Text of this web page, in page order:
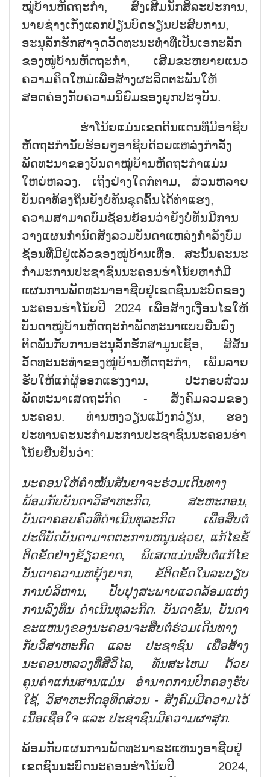
ໝູ່ບ້ານຫັດຖະກຳ, ສົ່ງເສີມນັກສິລະປະການ,
ນາຍຊ່າງເກັ່ງແລກປ່ຽນບົດຮຽນປະສົບການ,
ອະນຸລັກຮັກສາຈຸດວັດທະນະທຳທີ່ເປັນເອກະລັກ
ຂອງໝູ່ບ້ານຫັດຖະກຳ, ເສີມຂະຫຍາຍແນວ
ຄວາມຄິດໃຫມ່ເພື່ອສ້າງຜະລິດຕະພັນໃຫ້
ສອດຄ່ອງກັບຄວາມນິຍົມຂອງຍຸກປະຈຸບັນ.
ຮ່າໂນ້ຍແມ່ນເຂດດິນແດນທີ່ມີອາຊີບ
ຫັດຖະກຳນັບຮ້ອຍໆອາຊີບດ້ວຍແຫລ່ງກຳລັງ
ພັດທະນາຂອງບັນດາໝູ່ບ້ານຫັດຖະກຳແມ່ນ
ໃຫຍ່ຫລວງ. ເຖິງຢ່າງໃດກໍຕາມ, ສ່ວນຫລາຍ
ບັນດາທ້ອງຖິ່ນຍັງບໍ່ທັນຂຸດຄົ້ນໄດ້ທ່າແຮງ,
ຄວາມສາມາດບົ່ມຊ້ອນຍ້ອນວ່າຍັງບໍ່ທັນມີການ
ວາງແຜນກຳນົດສັງລວມບັນດາແຫລ່ງກຳລັງບົ່ມ
ຊ້ອນທີ່ມີຢູ່ແລ້ວຂອງໝູ່ບ້ານເທື່ອ. ສະນັ້ນຄະນະ
ກຳມະການປະຊາຊົນນະຄອນຮ່າໂນ້ຍຫາກໍ່ມີ
ແຜນການພັດທະນາອາຊີບຢູ່ເຂດຊົນນະບົດຂອງ
ນະຄອນຮ່າໂນ້ຍປີ 2024 ເພື່ອສ້າງເງື່ອນໄຂໃຫ້
ບັນດາໝູ່ບ້ານຫັດຖະກຳພັດທະນາແບບຍືນຍົງ
ຕິດພັນກັບການອະນຸລັກຮັກສາມູນເຊື້ອ, ສີສັນ
ວັດທະນະທຳຂອງໝູ່ບ້ານຫັດຖະກຳ, ເພີ່ມລາຍ
ຮັບໃຫ້ແກ່ຜູ້ອອກແຮງງານ, ປະກອບສ່ວນ
ພັດທະນາເສດຖະກິດ - ສັງຄົມລວມຂອງ
ນະຄອນ. ທ່ານຫງວຽນແມ້ງກວ່ຽນ, ຮອງ
ປະທານຄະນະກຳມະການປະຊາຊົນນະຄອນຮ່າ
ໂນ້ຍຢືນຢັນວ່າ:
ນະຄອນໃຫ້ຄຳໝັ້ນສັນຍາຈະຮ່ວມເດີນທາງ
ພ້ອມກັບບັນດາວິສາຫະກິດ, ສະຫະກອນ,
ບັນດາຄອບຄົວທີ່ດຳເນີນທຸລະກິດ ເພື່ອສືບຕໍ່
ປະຕິບັດບັນດາມາດຕະການຫນູນຊ່ວຍ, ແກ້ໄຂຂໍ້
ຕິດຂັດຢ່າງຂ້ຽວຂາດ, ພິເສດແມ່ນສືບຕໍ່ແກ້ໄຂ
ບັນດາຄວາມຫຍຸ້ງຍາກ, ຂໍ້ຕິດຂັດໃນລະບຽບ
ການບໍລິຫານ, ປັບປຸງສະພາບແວດລ້ອມແຫ່ງ
ການລົງທຶນ ດຳເນີນທຸລະກິດ. ບັນດາຂັ້ນ, ບັນດາ
ຂະແຫນງຂອງນະຄອນຈະສືບຕໍ່ຮ່ວມເດີນທາງ
ກັບວິສາຫະກິດ ແລະ ປະຊາຊົນ ເພື່ອສ້າງ
ນະຄອນຫລວງທີ່ສີວິໄລ, ທັນສະໄຫມ ດ້ວຍ
ຄຸນຄ່າແກ່ນສານແມ່ນ ອຳນາດການປົກຄອງຮັບ
ໃຊ້, ວິສາຫະກິດອຸທິດສ່ວນ - ສັງຄົມມີຄວາມໄວ້
ເນື້ອເຊື່ອໃຈ ແລະ ປະຊາຊົນມີຄວາມຜາສຸກ.
ພ້ອມກັບແຜນການພັດທະນາຂະແຫນງອາຊີບຢູ່
ເຂດຊົນນະບົດນະຄອນຮ່າໂນ້ຍປີ 2024,